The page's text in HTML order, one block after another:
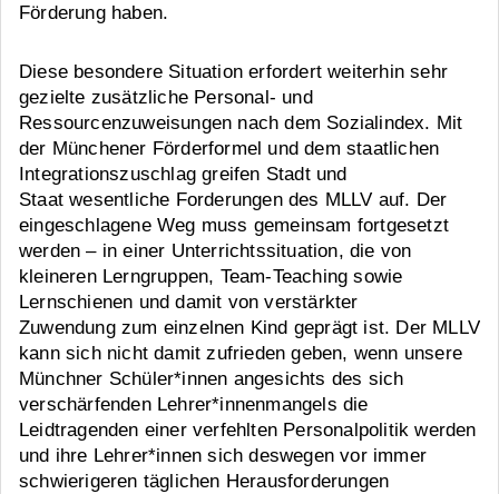
Förderung haben.
Diese besondere Situation erfordert weiterhin sehr
gezielte zusätzliche Personal- und
Ressourcenzuweisungen nach dem Sozialindex. Mit
der Münchener Förderformel und dem staatlichen
Integrationszuschlag greifen Stadt und
Staat wesentliche Forderungen des MLLV auf. Der
eingeschlagene Weg muss gemeinsam fortgesetzt
werden – in einer Unterrichtssituation, die von
kleineren Lerngruppen, Team-Teaching sowie
Lernschienen und damit von verstärkter
Zuwendung zum einzelnen Kind geprägt ist. Der MLLV
kann sich nicht damit zufrieden geben, wenn unsere
Münchner Schüler*innen angesichts des sich
verschärfenden Lehrer*innenmangels die
Leidtragenden einer verfehlten Personalpolitik werden
und ihre Lehrer*innen sich deswegen vor immer
schwierigeren täglichen Herausforderungen